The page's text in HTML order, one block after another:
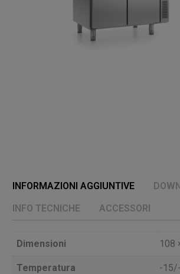
INFORMAZIONI AGGIUNTIVE
INFO TECNICHE
ACCESSORI
Dimensioni 108
Temperatura -